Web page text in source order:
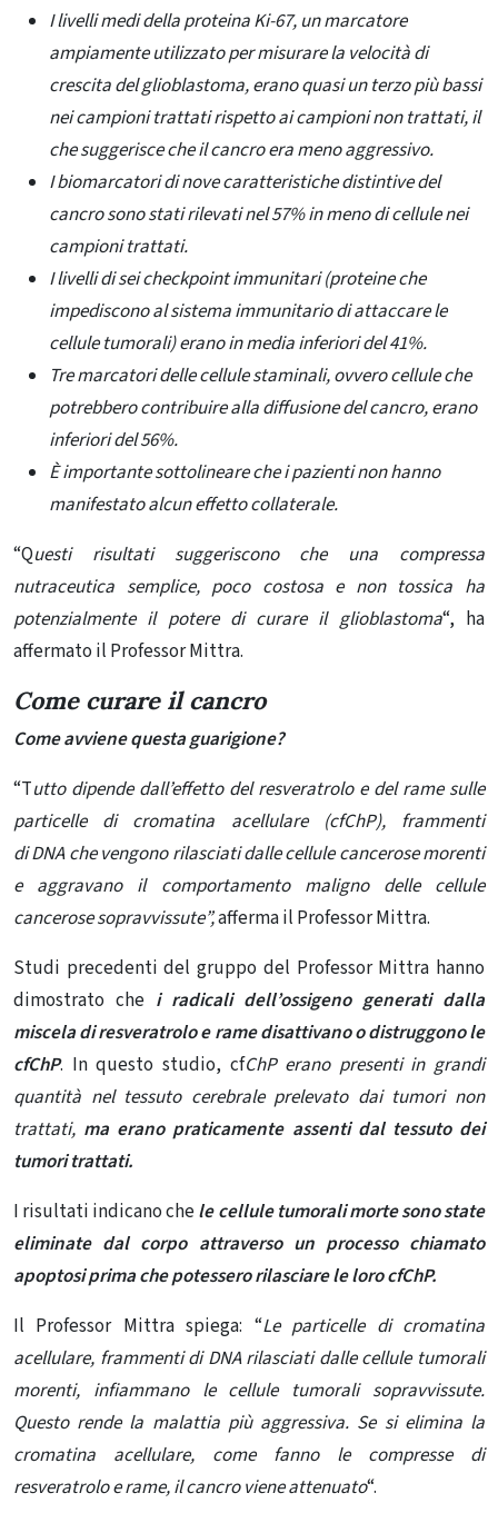
I livelli medi della proteina Ki-67, un marcatore
ampiamente utilizzato per misurare la velocità di
crescita del glioblastoma, erano quasi un terzo più bassi
nei campioni trattati rispetto ai campioni non trattati, il
che suggerisce che il cancro era meno aggressivo.
I biomarcatori di nove caratteristiche distintive del
cancro sono stati rilevati nel 57% in meno di cellule nei
campioni trattati.
I livelli di sei checkpoint immunitari (proteine ​​che
impediscono al sistema immunitario di attaccare le
cellule tumorali) erano in media inferiori del 41%.
Tre marcatori delle cellule staminali, ovvero cellule che
potrebbero contribuire alla diffusione del cancro, erano
inferiori del 56%.
È importante sottolineare che i pazienti non hanno
manifestato alcun effetto collaterale.
“Questi risultati suggeriscono che una compressa
nutraceutica semplice, poco costosa e non tossica ha
potenzialmente il potere di curare il glioblastoma“, ha
affermato il Professor Mittra.
Come curare il cancro
Come avviene questa guarigione?
“Tutto dipende dall’effetto del resveratrolo e del rame sulle
particelle di cromatina acellulare (cfChP), frammenti
diDNAche vengono rilasciati dalle cellule cancerose morenti
e aggravano il comportamento maligno delle cellule
cancerose sopravvissute”,afferma il Professor Mittra.
Studi precedenti del gruppo del Professor Mittra hanno
dimostrato che i radicali dell’ossigeno generati dalla
miscela di resveratrolo e rame disattivano o distruggono le
cfChP. In questo studio, cfChP erano presenti in grandi
quantità nel tessuto cerebrale prelevato dai tumori non
trattati, ma erano praticamente assenti dal tessuto dei
tumori trattati.
I risultati indicano chele cellule tumorali morte sono state
eliminate dal corpo attraverso un processo chiamato
apoptosiprima chepotessero rilasciare le loro cfChP.
Il Professor Mittra spiega: “Le particelle di cromatina
acellulare, frammenti di DNA rilasciati dalle cellule tumorali
morenti, infiammano le cellule tumorali sopravvissute.
Questo rende la malattia più aggressiva. Se si elimina la
cromatina acellulare, come fanno le compresse di
resveratrolo e rame, il cancro viene attenuato“.